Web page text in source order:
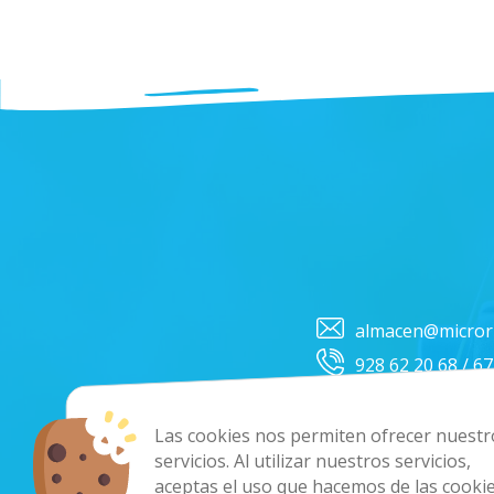
Las cookies nos permiten ofrecer
servicios. Al utilizar nuestros servicios,
aceptas el uso que hacemos de las
928 62 20 68 /